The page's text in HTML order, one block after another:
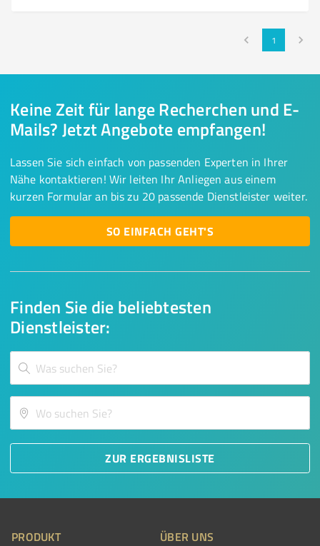
1
Finden Sie die beliebtesten
Dienstleister:
ZUR ERGEBNISLISTE
Keine Zeit für lange Recherchen und E-
Mails? Jetzt Angebote empfangen!
Lassen Sie sich einfach von passenden Experten in Ihrer
Nähe kontaktieren! Wir leiten Ihr Anliegen aus einem
kurzen Formular an bis zu 20 passende Dienstleister weiter.
SO EINFACH GEHT'S
PRODUKT ÜBER UNS